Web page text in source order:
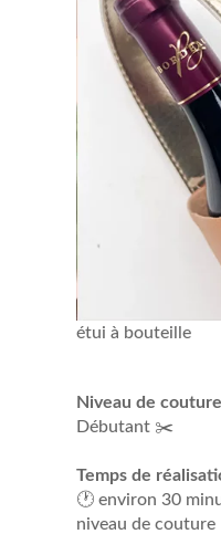
étui à bouteille
Niveau de couture
Débutant ✂️
Temps de
🕐 environ 30
niveau de couture